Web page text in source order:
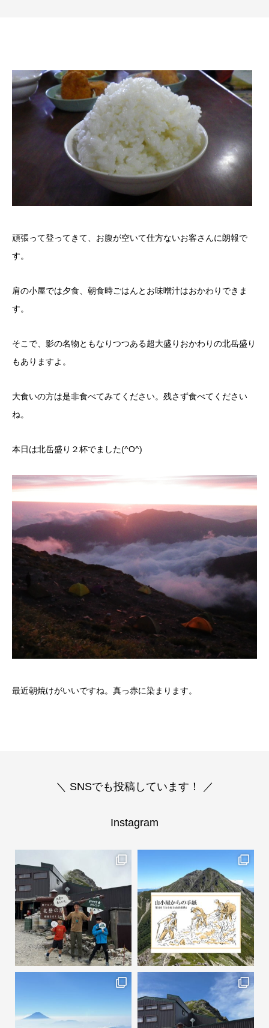
頑張って登ってきて、お腹が空いて仕方ないお客さんに朗報で
す。
肩の小屋では夕食、朝食時ごはんとお味噌汁はおかわりできま
す。
そこで、影の名物ともなりつつある超大盛りおかわりの北岳盛り
もありますよ。
大食いの方は是非食べてみてください。残さず食べてください
ね。
本日は北岳盛り２杯でました(^O^)
最近朝焼けがいいですね。真っ赤に染まります。
＼ SNSでも投稿しています！ ／
Instagram